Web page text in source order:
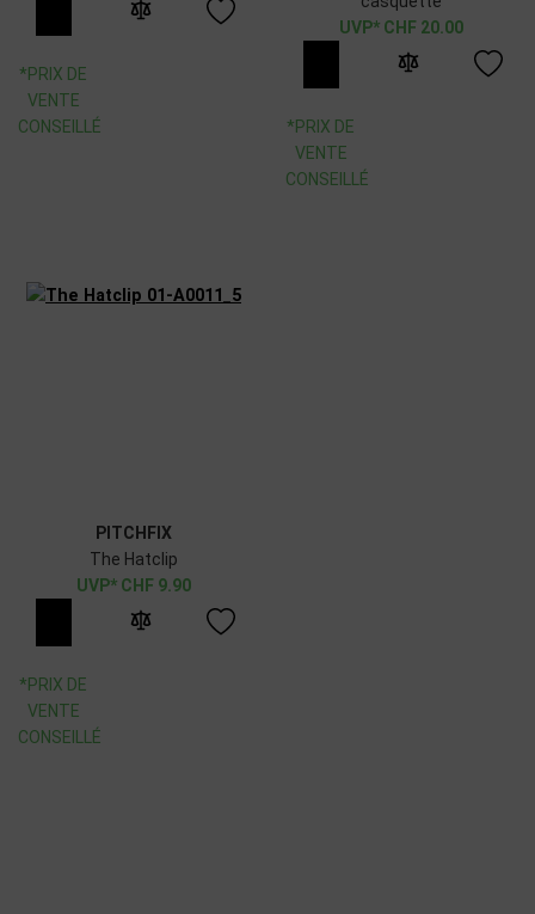
*PRIX DE
VENTE
CONSEILLÉ
CHF 20.00
*PRIX DE
VENTE
CONSEILLÉ
PITCHFIX
The Hatclip
CHF 9.90
*PRIX DE
VENTE
CONSEILLÉ